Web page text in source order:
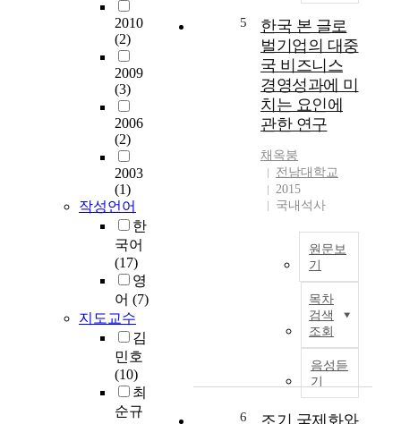
2010
(2)
2009
(3)
2006
(2)
2003
(1)
작성언어
한
국어
(17)
영
어 (7)
지도교수
김
민호
(10)
최
순규
n
5
한국 본 글로
벌기업의 대중
국 비즈니스
경영성과에 미
치는 요인에
관한 연구
채옥붕
전남대학교
2015
국내석사
원문보
기
목차
검색
조회
음성듣
기
6